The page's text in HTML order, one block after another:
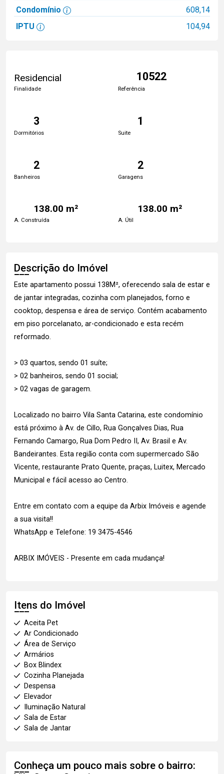
Condomínio
608,14
IPTU
104,94
Residencial
Finalidade
10522
Referência
3
Dormitórios
1
Suite
2
Banheiros
2
Garagens
138.00 m²
A. Construída
138.00 m²
A. Útil
Descrição do Imóvel
Este apartamento possui 138M², oferecendo sala de estar e
de jantar integradas, cozinha com planejados, forno e
cooktop, despensa e área de serviço. Contém acabamento
em piso porcelanato, ar-condicionado e esta recém
reformado.
> 03 quartos, sendo 01 suíte;
> 02 banheiros, sendo 01 social;
> 02 vagas de garagem.
Localizado no bairro Vila Santa Catarina, este condomínio
está próximo à Av. de Cillo, Rua Gonçalves Dias, Rua
Fernando Camargo, Rua Dom Pedro II, Av. Brasil e Av.
Bandeirantes. Esta região conta com supermercado São
Vicente, restaurante Prato Quente, praças, Luitex, Mercado
Municipal e fácil acesso ao Centro.
Entre em contato com a equipe da Arbix Imóveis e agende
a sua visita!!
WhatsApp e Telefone: 19 3475-4546
ARBIX IMÓVEIS - Presente em cada mudança!
Itens do Imóvel
Aceita Pet
Ar Condicionado
Área de Serviço
Armários
Box Blindex
Cozinha Planejada
Despensa
Elevador
Iluminação Natural
Sala de Estar
Sala de Jantar
Conheça um pouco mais sobre o bairro: